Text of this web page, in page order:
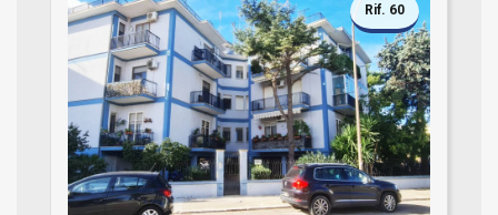
Rif. 60